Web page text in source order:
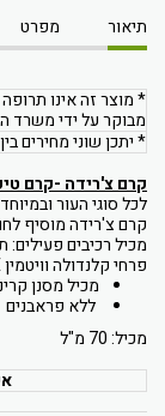
תיאור מפרט
* מוצר זה אינו
מבוקר על ידי משרד
* יתכן שוני מחירים
קרם צ'רידה -קרם
לכל סוגי העור
קרם צ'רידה מוסיף
מכיל רכיבים
פרחי קלנדולה וויטמין E.
מכיל מסנן
ללא פראבנים
מכיל: 70 מ"ל